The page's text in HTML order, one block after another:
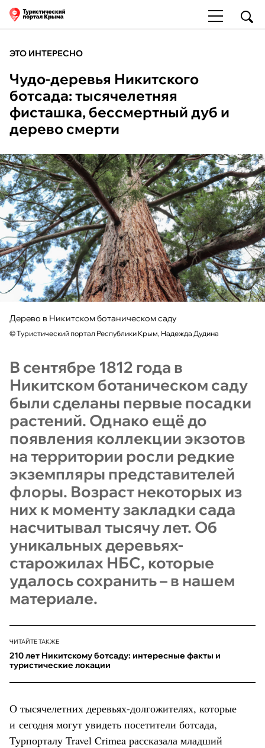
ЭТО ИНТЕРЕСНО
Чудо-деревья Никитского
ботсада: тысячелетняя
фисташка, бессмертный дуб и
дерево смерти
Дерево в Никитском ботаническом саду
©Туристический портал Республики Крым, Надежда Дудина
В сентябре 1812 года в
Никитском ботаническом саду
были сделаны первые посадки
растений. Однако ещё до
появления коллекции экзотов
на территории росли редкие
экземпляры представителей
флоры. Возраст некоторых из
них к моменту закладки сада
насчитывал тысячу лет. Об
уникальных деревьях-
старожилах НБС, которые
удалось сохранить – в нашем
материале.
ЧИТАЙТЕ ТАКЖЕ
210 лет Никитскому ботсаду: интересные факты и
туристические локации
О тысячелетних деревьях-долгожителях, которые
и сегодня могут увидеть посетители ботсада,
Турпорталу Travel Crimea рассказала младший